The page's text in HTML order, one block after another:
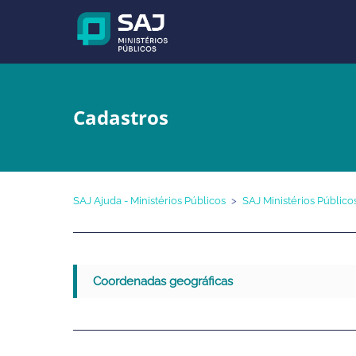
Cadastros
SAJ Ajuda - Ministérios Públicos SAJ Ministérios
Coordenadas geográficas